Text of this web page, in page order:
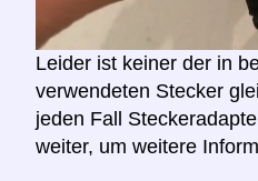
Leider ist keiner der in
verwendeten Stecker
jeden Fall
weiter, um weitere